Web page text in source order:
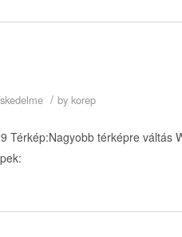
/ by korep
Térkép:Nagyobb térképre váltás